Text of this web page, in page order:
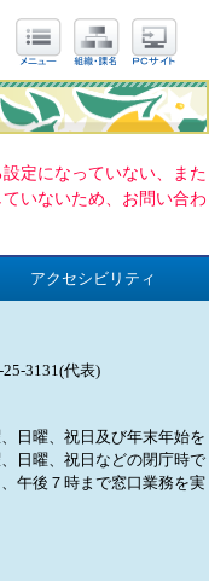
定になっていない、また
いないため、お問い合わ
アクセシビリティ
25-3131(代表)
日曜、祝日及び年末年始を
日曜、祝日などの閉庁時で
午後７時まで窓口業務を実